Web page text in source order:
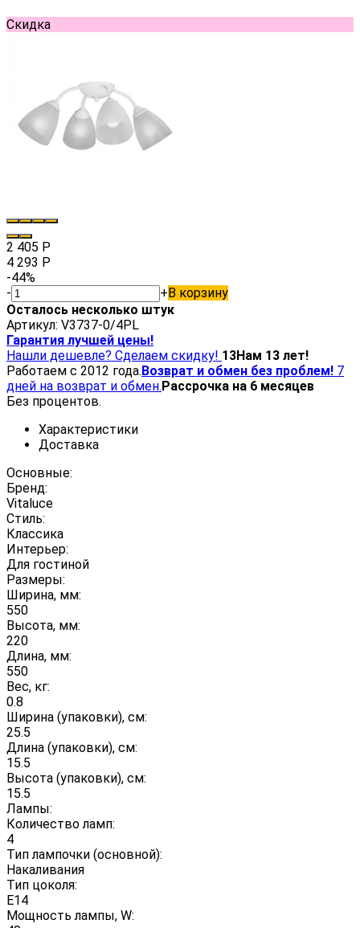
Скидка
2 405 Р
4 293 Р
-44%
-
+В корзину
Осталось несколько штук
Артикул: V3737-0/4PL
Гарантия лучшей цены!
Нашли дешевле? Сделаем скидку! 13Нам 13 лет!
Работаем с 2012 года.Возврат и обмен без проблем! 7
дней на возврат и обмен.Рассрочка на 6 месяцев
Без процентов.
Характеристики
Доставка
Основные:
Бренд:
Vitaluce
Стиль:
Классика
Интерьер:
Для гостиной
Размеры:
Ширина, мм:
550
Высота, мм:
220
Длина, мм:
550
Вес, кг:
0.8
Ширина (упаковки), см:
25.5
Длина (упаковки), см:
15.5
Высота (упаковки), см:
15.5
Лампы:
Количество ламп:
4
Тип лампочки (основной):
Накаливания
Тип цоколя:
E14
Мощность лампы, W: